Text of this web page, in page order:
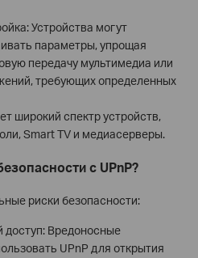
Устройства могут
параметры, упрощая
передачу мультимедиа или
требующих определенных
широкий спектр устройств,
Smart TV и медиасерверы.
с UPnP?
риски безопасности:
Вредоносные
UPnP для открытия